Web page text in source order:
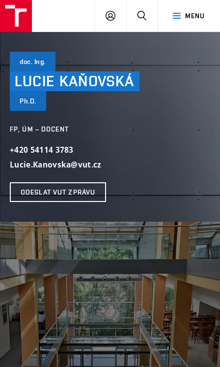
MENU
PŘIHLÁSIT
doc. Ing.
LUCIE KAŇOVSKÁ
Ph.D.
FP, ÚM – DOCENT
+420 54114 3783
Lucie.Kanovska@vut.cz
ODESLAT VUT ZPRÁVU